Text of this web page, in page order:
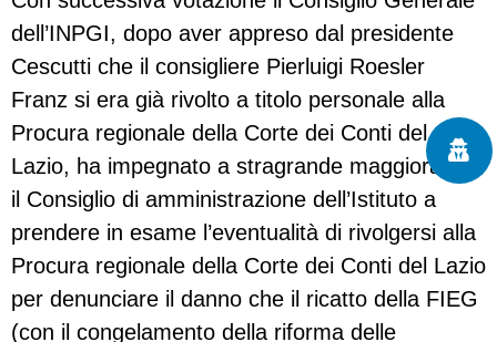
dell’INPGI, dopo aver appreso dal presidente
Cescutti che il consigliere Pierluigi Roesler
Franz si era già rivolto a titolo personale alla
Procura regionale della Corte dei Conti del
Lazio, ha impegnato a stragrande maggioranza
il Consiglio di amministrazione dell’Istituto a
prendere in esame l’eventualità di rivolgersi alla
Procura regionale della Corte dei Conti del Lazio
per denunciare il danno che il ricatto della FIEG
(con il congelamento della riforma delle